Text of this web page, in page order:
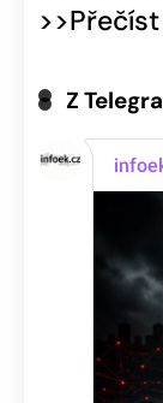
Z